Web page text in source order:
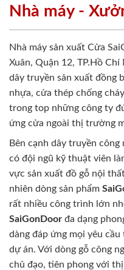
Nhà máy -
Nhà máy sản xuất Cửa
Xuân, Quận 12, TP.Hồ
dây truyền sản xuất đồng
nhựa, cửa thép chống
trong top những công ty
ứng cửa ngoài thị trường
Bên cạnh dây truyền công
có đội ngũ kỹ thuật viên
vực sản xuất đồ gỗ nội
nhiên dòng sản phẩm
rất nhiều công trình lớn
SaiGonDoor đa dạng
dàng đáp ứng mọi yêu
dự án. Với dòng gỗ công
chủ đạo, tiên phong với